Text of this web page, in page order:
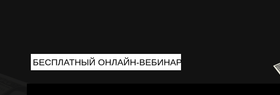
БЕСПЛАТНЫЙ ОНЛАЙН-ВЕБИНАР